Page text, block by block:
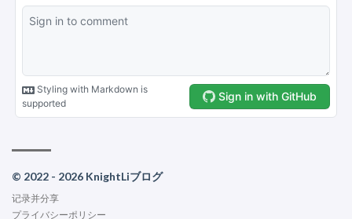
© 2022 - 2026 KnightLiブログ
记录并分享
プライバシーポリシー